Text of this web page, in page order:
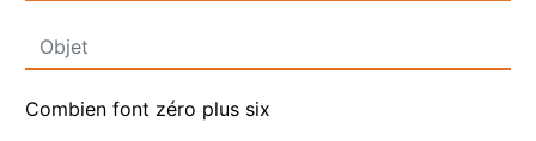
Combien font zéro plus six